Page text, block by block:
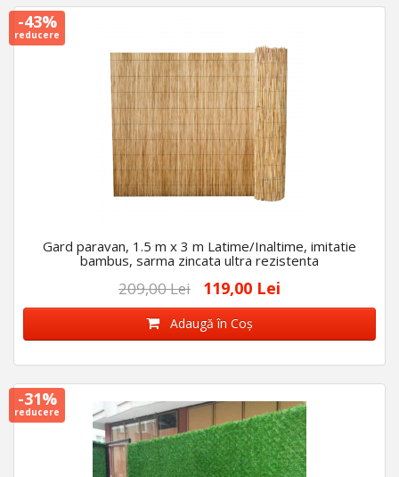
-43%
reducere
Gard paravan, 1.5 m x 3 m Latime/Inaltime, imitatie
bambus, sarma zincata ultra rezistenta
209,00 Lei 119,00 Lei
Adaugă în Coş
-31%
reducere